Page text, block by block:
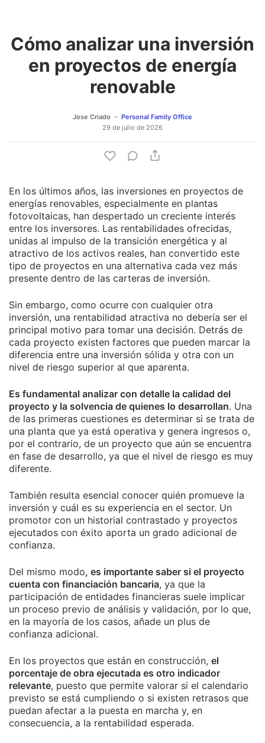
Adjuntar imagen Comentar
Cómo analizar una inversión
en proyectos de energía
renovable
Jose Criado
Personal Family Office
29 de julio de 2026
En los últimos años, las inversiones en proyectos de
energías renovables, especialmente en plantas
fotovoltaicas, han despertado un creciente interés
entre los inversores. Las rentabilidades ofrecidas,
unidas al impulso de la transición energética y al
atractivo de los activos reales, han convertido este
tipo de proyectos en una alternativa cada vez más
presente dentro de las carteras de inversión.
Sin embargo, como ocurre con cualquier otra
inversión, una rentabilidad atractiva no debería ser el
principal motivo para tomar una decisión. Detrás de
cada proyecto existen factores que pueden marcar la
diferencia entre una inversión sólida y otra con un
nivel de riesgo superior al que aparenta.
Es fundamental analizar con detalle la calidad del
proyecto y la solvencia de quienes lo desarrollan. Una
de las primeras cuestiones es determinar si se trata de
una planta que ya está operativa y genera ingresos o,
por el contrario, de un proyecto que aún se encuentra
en fase de desarrollo, ya que el nivel de riesgo es muy
diferente.
También resulta esencial conocer quién promueve la
inversión y cuál es su experiencia en el sector. Un
promotor con un historial contrastado y proyectos
ejecutados con éxito aporta un grado adicional de
confianza.
Del mismo modo, es importante saber si el proyecto
cuenta con financiación bancaria, ya que la
participación de entidades financieras suele implicar
un proceso previo de análisis y validación, por lo que,
en la mayoría de los casos, añade un plus de
confianza adicional.
En los proyectos que están en construcción, el
porcentaje de obra ejecutada es otro indicador
relevante, puesto que permite valorar si el calendario
previsto se está cumpliendo o si existen retrasos que
puedan afectar a la puesta en marcha y, en
consecuencia, a la rentabilidad esperada.